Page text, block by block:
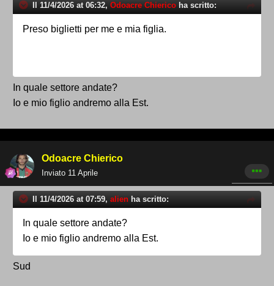
Il 11/4/2026 at 06:32, Odoacre Chierico ha scritto:
Preso biglietti per me e mia figlia.
In quale settore andate?
Io e mio figlio andremo alla Est.
Odoacre Chierico
Inviato 11 Aprile
Il 11/4/2026 at 07:59, alien ha scritto:
In quale settore andate?
Io e mio figlio andremo alla Est.
Sud